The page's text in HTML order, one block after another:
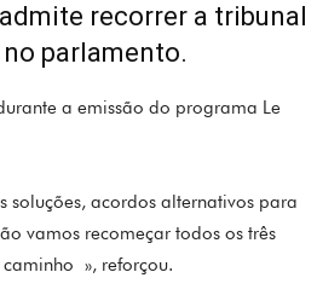
recorrer a tribunal
parlamento.
a emissão do programa Le
soluções, acordos alternativos para
vamos recomeçar todos os três
», reforçou.